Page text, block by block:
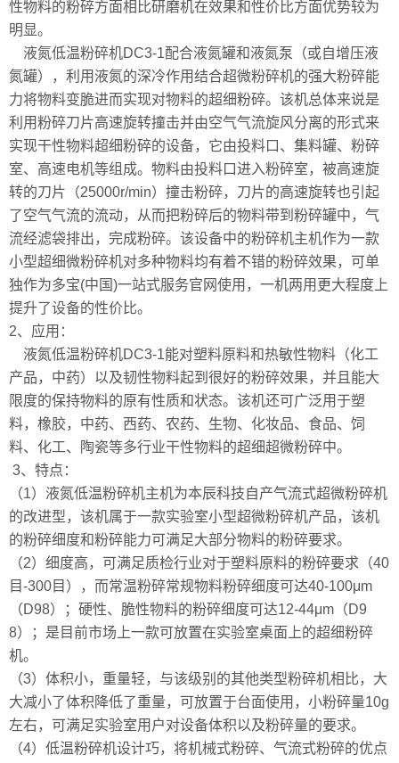
性物料的粉碎方面相比研磨机在效果和性价比方面优势较为
明显。
液氮低温粉碎机DC3-1配合液氮罐和液氮泵（或自增压液
氮罐），利用液氮的深冷作用结合超微粉碎机的强大粉碎能
力将物料变脆进而实现对物料的超细粉碎。该机总体来说是
利用粉碎刀片高速旋转撞击并由空气气流旋风分离的形式来
实现干性物料超细粉碎的设备，它由投料口、集料罐、粉碎
室、高速电机等组成。物料由投料口进入粉碎室，被高速旋
转的刀片（25000r/min）撞击粉碎，刀片的高速旋转也引起
了空气气流的流动，从而把粉碎后的物料带到粉碎罐中，气
流经滤袋排出，完成粉碎。该设备中的粉碎机主机作为一款
小型超细微粉碎机对多种物料均有着不错的粉碎效果，可单
独作为多宝(中国)一站式服务官网使用，一机两用更大程度上
提升了设备的性价比。
2、应用：
液氮低温粉碎机DC3-1能对塑料原料和热敏性物料（化工
产品，中药）以及韧性物料起到很好的粉碎效果，并且能大
限度的保持物料的原有性质和状态。该机还可广泛用于塑
料，橡胶，中药、西药、农药、生物、化妆品、食品、饲
料、化工、陶瓷等多行业干性物料的超细超微粉碎中。
3、特点：
（1）液氮低温粉碎机主机为本辰科技自产气流式超微粉碎机
的改进型，该机属于一款实验室小型超微粉碎机产品，该机
的粉碎细度和粉碎能力可满足大部分物料的粉碎要求。
（2）细度高，可满足质检行业对于塑料原料的粉碎要求（40
目-300目），而常温粉碎常规物料粉碎细度可达40-100μm
（D98）；硬性、脆性物料的粉碎细度可达12-44μm（D9
8）；是目前市场上一款可放置在实验室桌面上的超细粉碎
机。
（3）体积小，重量轻，与该级别的其他类型粉碎机相比，大
大减小了体积降低了重量，可放置于台面使用，小粉碎量10g
左右，可满足实验室用户对设备体积以及粉碎量的要求。
（4）低温粉碎机设计巧，将机械式粉碎、气流式粉碎的优点